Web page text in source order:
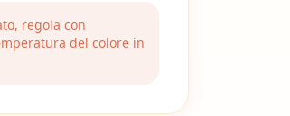
regola con
del colore in